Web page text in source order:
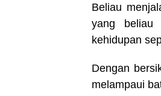
Beliau
yang beliau
kehidupan
Dengan
melampaui